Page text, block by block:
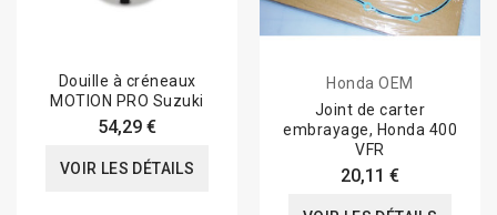
Douille à créneaux
MOTION PRO Suzuki
54,29 €
VOIR LES DÉTAILS
Honda OEM
Joint de carter
embrayage, Honda 400
VFR
20,11 €